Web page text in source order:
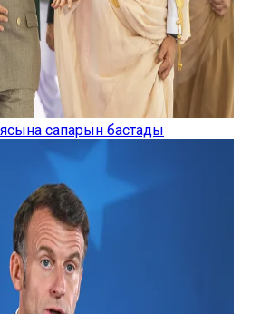
сапарын бастады